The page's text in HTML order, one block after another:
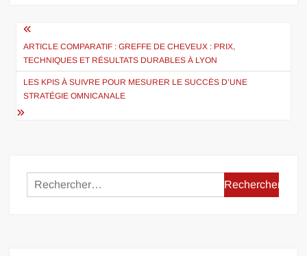
Navigation
de
l’article
ARTICLE COMPARATIF : GREFFE DE CHEVEUX : PRIX,
TECHNIQUES ET RÉSULTATS DURABLES À LYON
LES KPIS À SUIVRE POUR MESURER LE SUCCÈS D’UNE
STRATÉGIE OMNICANALE
Rechercher :